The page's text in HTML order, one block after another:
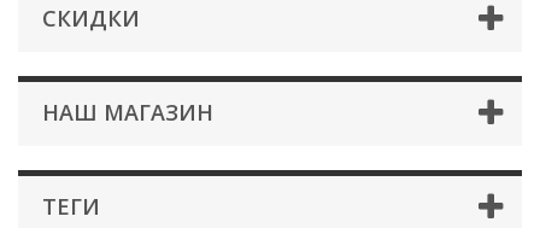
СКИДКИ
НАШ МАГАЗИН
ТЕГИ